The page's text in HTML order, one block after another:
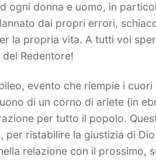
ogni donna e uomo, in
dai propri errori,
la propria vita. A tutti voi
Redentore!
evento che riempie i cuori
di un corno di ariete (in
per tutto il popolo.
ristabilire la giustizia di
relazione con il